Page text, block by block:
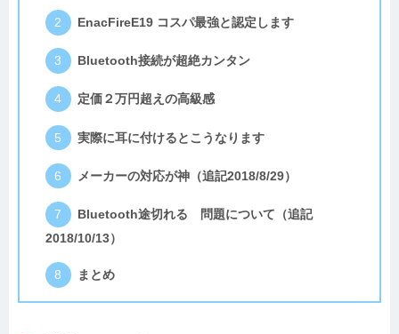
EnacFireE19 コスパ最強と認定します
Bluetooth接続が超絶カンタン
定価２万円超えの高級感
実際に耳に付けるとこうなります
メーカーの対応が神（追記2018/8/29）
Bluetooth途切れる 問題について（追記
2018/10/13）
まとめ